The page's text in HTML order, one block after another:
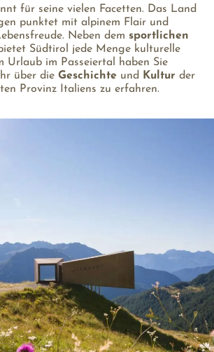
für seine vielen Facetten. Das Land
punktet mit alpinem Flair und
Neben dem sportlichen
Südtirol jede Menge kulturelle
Urlaub im Passeiertal haben Sie
über die Geschichte und Kultur der
Provinz Italiens zu erfahren.